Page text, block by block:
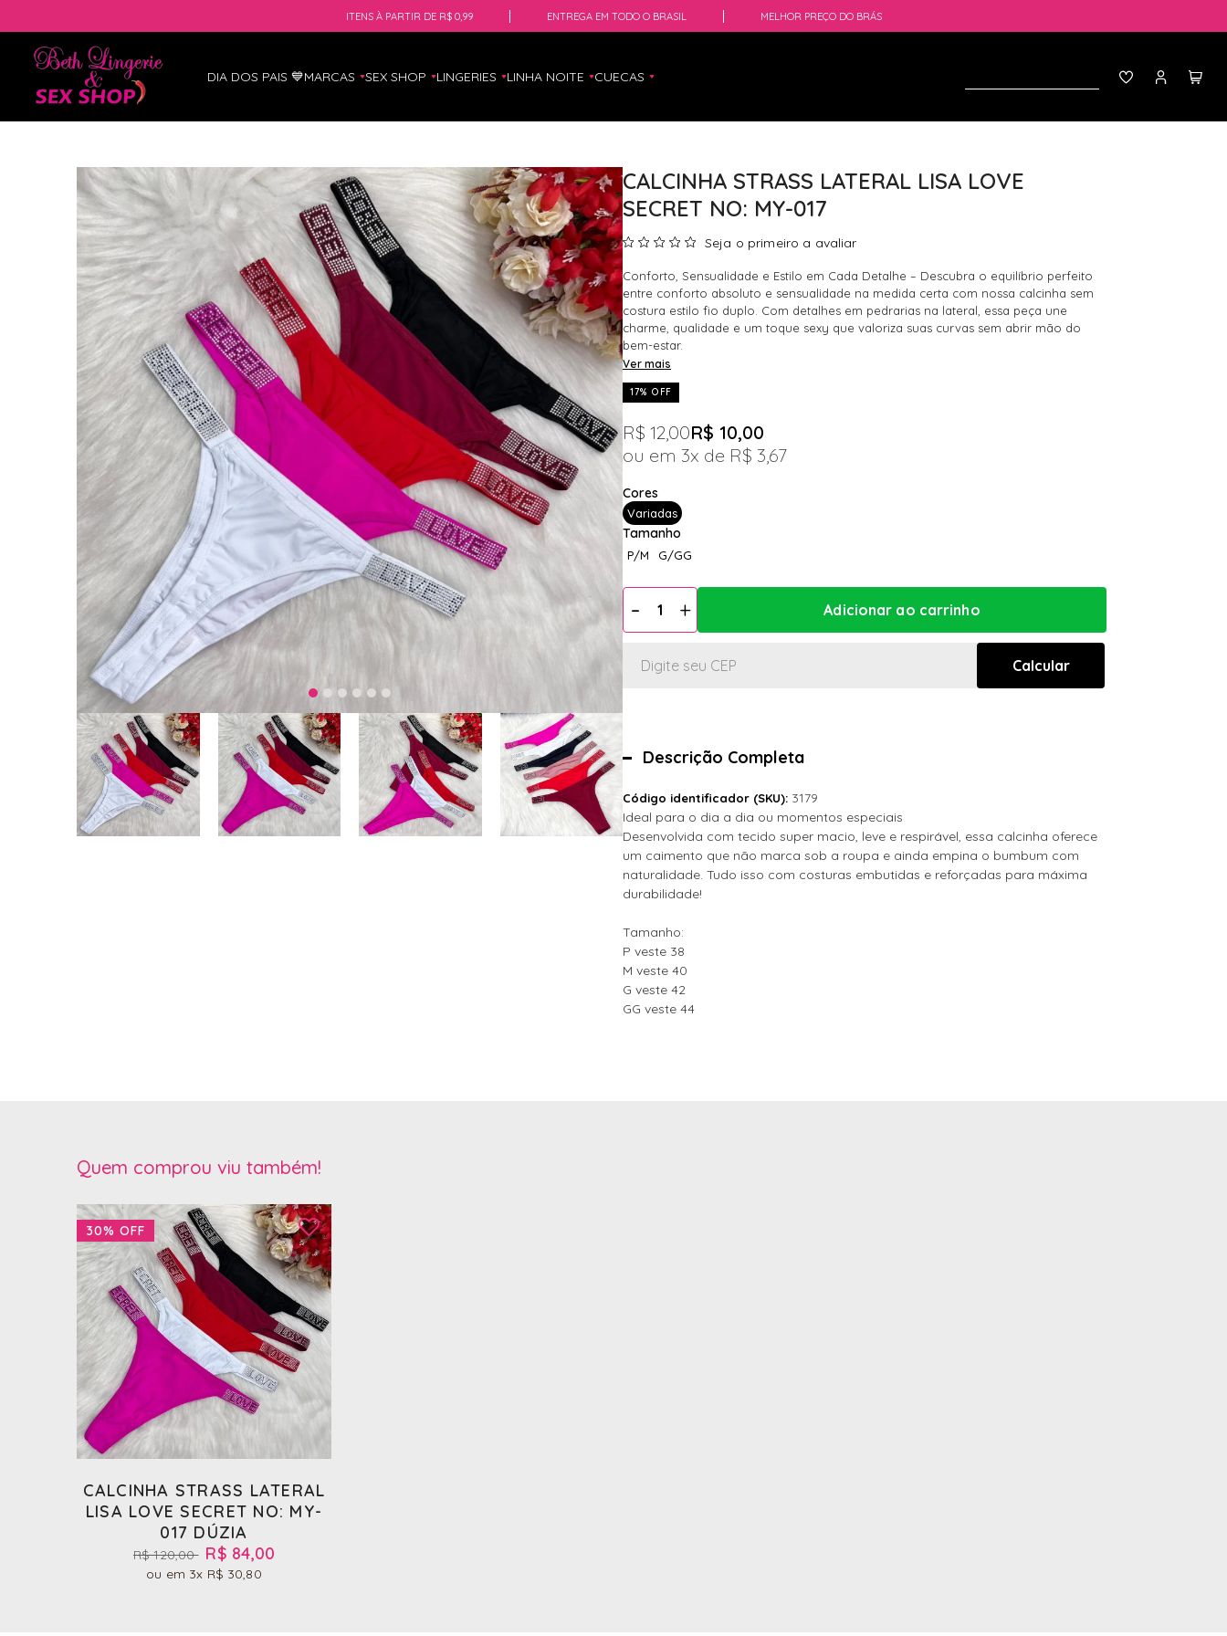
ITENS À PARTIR DE R$ 0,99 ENTREGA EM TODO O BRASIL MELHOR PREÇO DO BRÁS
DIA DOS PAIS 💙MARCAS SEX SHOP LINGERIES LINHA NOITE CUECAS
CALCINHA STRASS LATERAL LISA LOVE
SECRET NO: MY-017
Seja o primeiro a avaliar
Conforto, Sensualidade e Estilo em Cada Detalhe – Descubra o equilíbrio perfeito
entre conforto absoluto e sensualidade na medida certa com nossa calcinha sem
costura estilo fio duplo. Com detalhes em pedrarias na lateral, essa peça une
charme, qualidade e um toque sexy que valoriza suas curvas sem abrir mão do
bem-estar.
Ver mais
17% OFF
R$ 12,00R$ 10,00
3x
R$ 3,67
Variadas
P/M G/GG
Descrição Completa
Código identificador (SKU): 3179
Ideal para o dia a dia ou momentos especiais
Desenvolvida com tecido super macio, leve e respirável, essa calcinha oferece
um caimento que não marca sob a roupa e ainda empina o bumbum com
naturalidade. Tudo isso com costuras embutidas e reforçadas para máxima
durabilidade!
Tamanho:
P veste 38
M veste 40
G veste 42
GG veste 44
Quem comprou viu também!
30% OFF
CALCINHA STRASS LATERAL
LISA LOVE SECRET NO: MY-
017 DÚZIA
R$ 120,00 R$ 84,00
3x R$ 30,80